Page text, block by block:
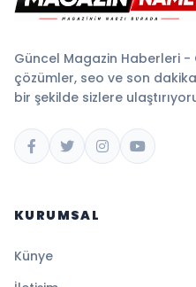
Güncel Magazin Haberleri
çözümler, seo ve son
bir şekilde sizlere
KURUMSAL
Künye